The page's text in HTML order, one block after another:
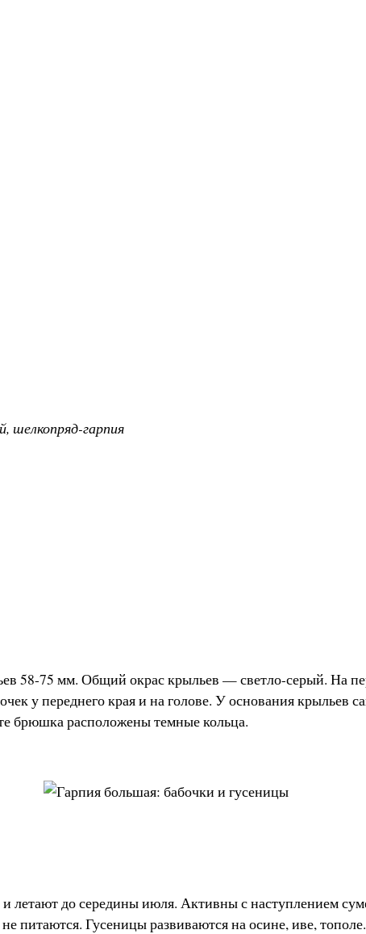
шелкопряд-гарпия
58-75 мм. Общий окрас крыльев — светло-серый. На
у переднего края и на голове. У основания крыльев
брюшка расположены темные кольца.
летают до середины июля. Активны с наступлением
питаются. Гусеницы развиваются на осине, иве, тополе.